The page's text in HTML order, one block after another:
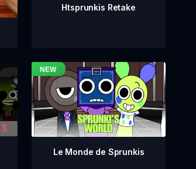
Htsprunkis Retake
Le Monde de Sprunkis